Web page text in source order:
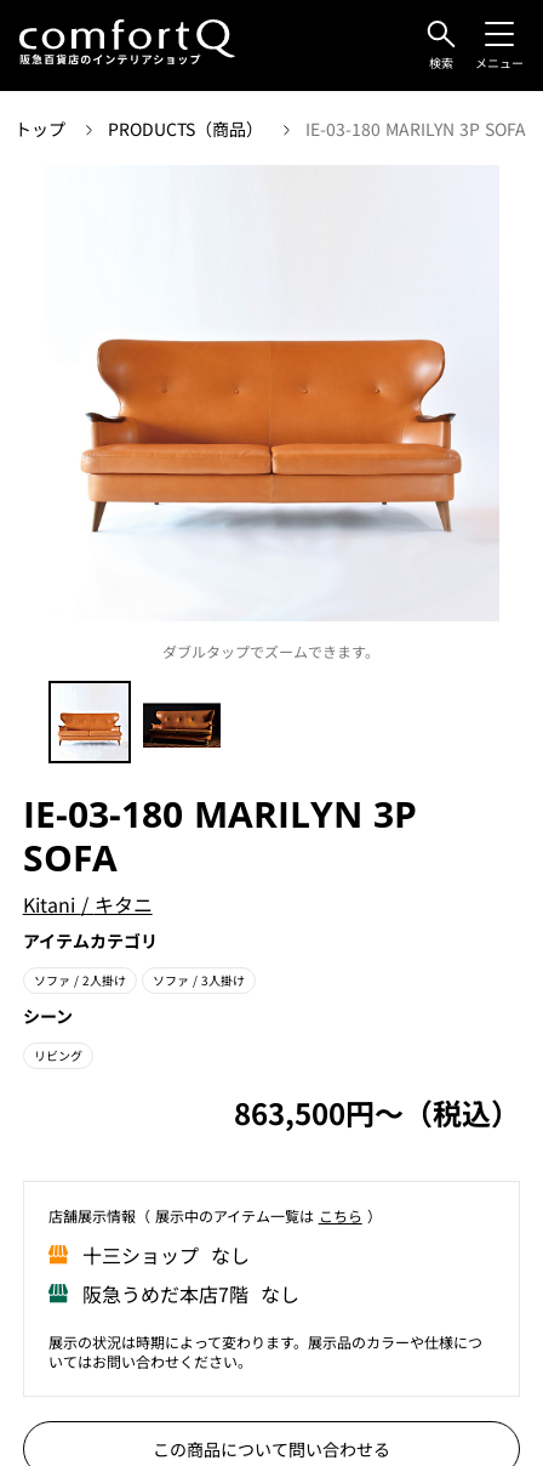
検索 メニュー
トップ PRODUCTS（商品） IE-03-180 MARILYN 3P SOFA
ダブルタップでズームできます。
IE-03-180 MARILYN 3P
SOFA
Kitani / キタニ
アイテムカテゴリ
ソファ / 2人掛け ソファ / 3人掛け
シーン
リビング
863,500円〜（税込）
店舗展⽰情報（ 展⽰中のアイテム⼀覧は こちら ）
⼗三ショップ なし
阪急うめだ本店7階 なし
展示の状況は時期によって変わります。展示品のカラーや仕様につ
いてはお問い合わせください。
この商品について問い合わせる